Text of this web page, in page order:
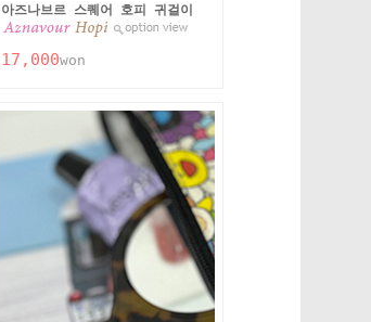
아즈나브르 스퀘어 호피 귀걸이
17,000won